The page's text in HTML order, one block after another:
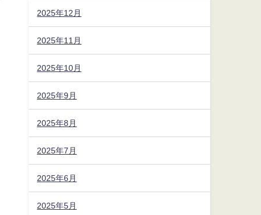
2025年12月
2025年11月
2025年10月
2025年9月
2025年8月
2025年7月
2025年6月
2025年5月